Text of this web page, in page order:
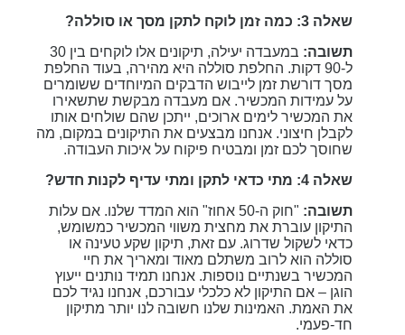
שאלה 3: כמה זמן לוקח לתקן מסך או סוללה?
תשובה:
במעבדה יעילה, תיקונים אלו לוקחים בין 30
ל-90 דקות. החלפת סוללה היא מהירה, בעוד החלפת
מסך דורשת זמן לייבוש הדבקים המיוחדים ששומרים
על עמידות המכשיר. אם מעבדה מבקשת שתשאירו
את המכשיר לימים ארוכים, ייתכן שהם שולחים אותו
לקבלן חיצוני. אנחנו מבצעים את התיקונים במקום, מה
שחוסך לכם זמן ומבטיח פיקוח על איכות העבודה.
שאלה 4: מתי כדאי לתקן ומתי עדיף לקנות חדש?
תשובה:
"חוק ה-50 אחוז" הוא המדד שלנו. אם עלות
התיקון עוברת את מחצית משווי המכשיר כמשומש,
כדאי לשקול שדרוג. עם זאת, תיקון שקע טעינה או
סוללה הוא לרוב משתלם מאוד ומאריך את חיי
המכשיר בשנתיים נוספות. אנחנו תמיד נותנים ייעוץ
הוגן – אם התיקון לא כלכלי עבורכם, אנחנו נגיד לכם
את האמת. האמינות שלנו חשובה לנו יותר מתיקון
חד-פעמי.